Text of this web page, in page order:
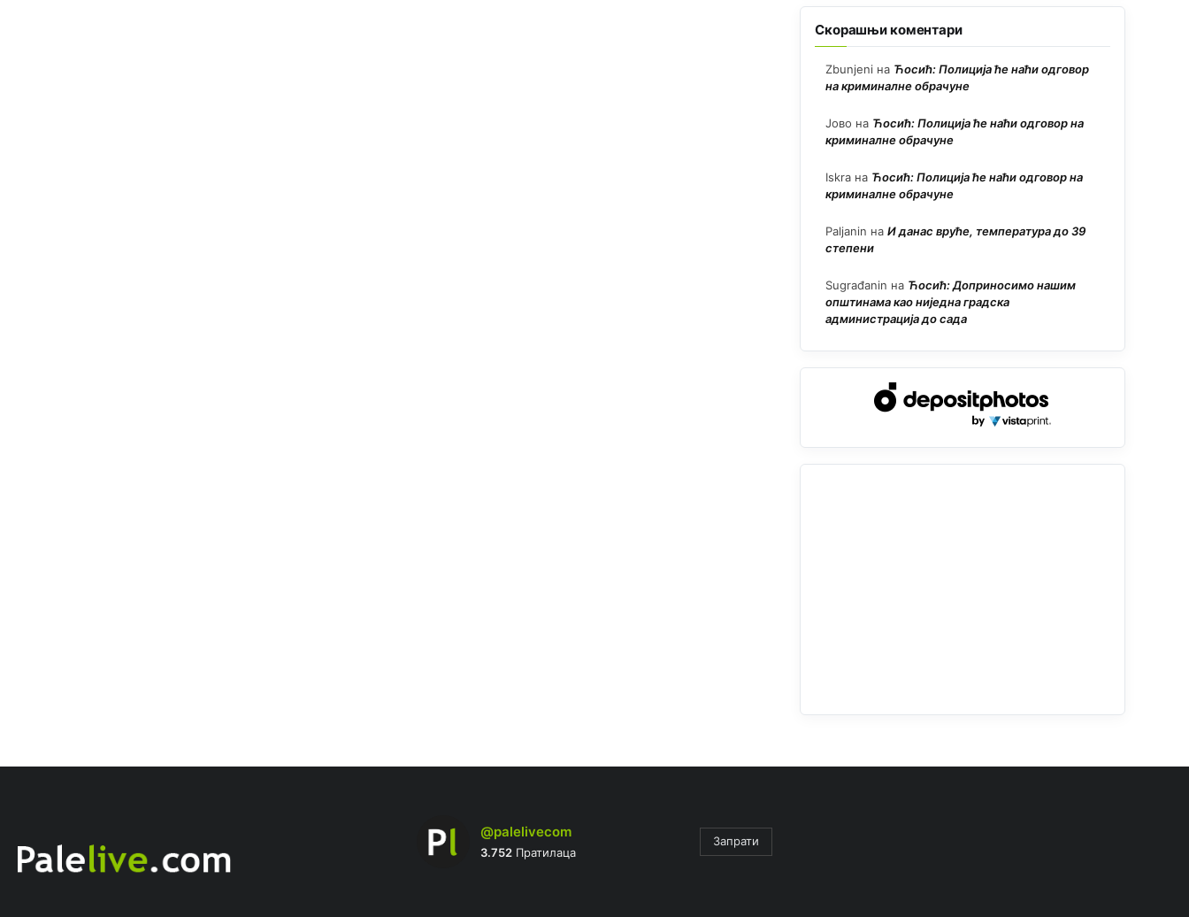
Скорашњи коментари
Zbunjeni на Ћосић: Полиција ће наћи одговор
на криминалне обрачуне
Јово на Ћосић: Полиција ће наћи одговор на
криминалне обрачуне
Iskra на Ћосић: Полиција ће наћи одговор на
криминалне обрачуне
Paljanin на И данас вруће, температура до 39
степени
Sugrađanin на Ћосић: Доприносимо нашим
општинама као ниједна градска
администрација до сада
@palelivecom
3.752Пратилаца
Запрати